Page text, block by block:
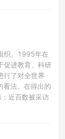
织。1995年在
促进教育、科研
行了对全世界
看法。在得出的
近百数被采访